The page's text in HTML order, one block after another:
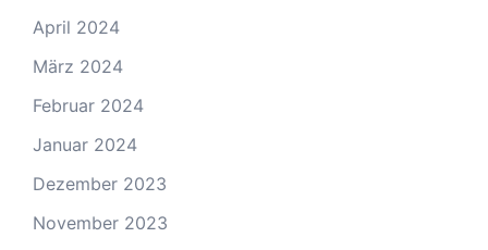
April 2024
März 2024
Februar 2024
Januar 2024
Dezember 2023
November 2023